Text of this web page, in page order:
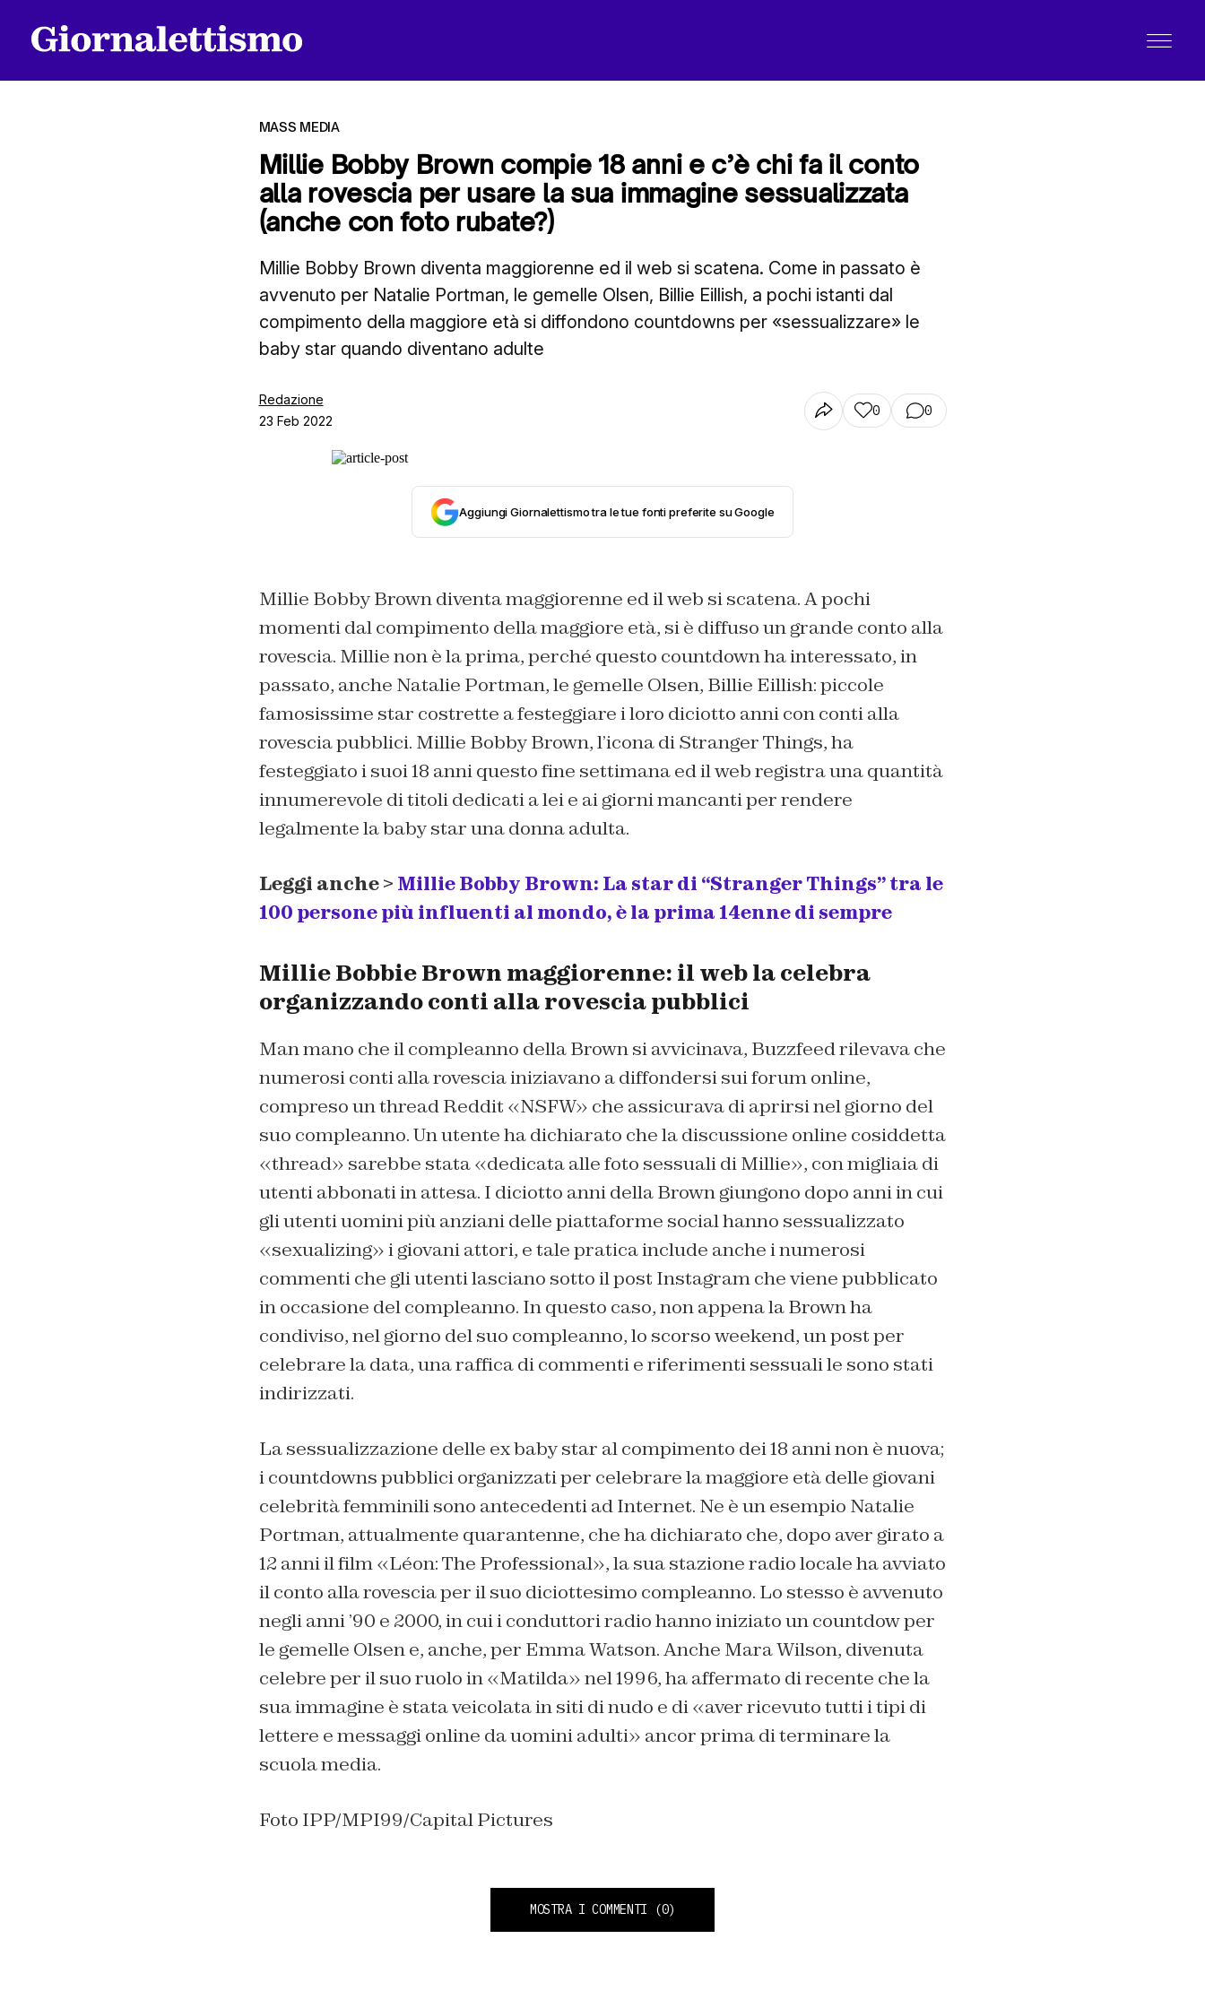
MASS MEDIA
Millie Bobby Brown compie 18 anni e c’è chi fa il conto
alla rovescia per usare la sua immagine sessualizzata
(anche con foto rubate?)
Millie Bobby Brown diventa maggiorenne ed il web si scatena. Come in passato è
avvenuto per Natalie Portman, le gemelle Olsen, Billie Eillish, a pochi istanti dal
compimento della maggiore età si diffondono countdowns per «sessualizzare» le
baby star quando diventano adulte
Redazione
23 Feb 2022
0 0
Aggiungi Giornalettismo tra le tue fonti preferite su Google
Millie Bobby Brown diventa maggiorenne ed il web si scatena. A pochi
momenti dal compimento della maggiore età, si è diffuso un grande conto alla
rovescia. Millie non è la prima, perché questo countdown ha interessato, in
passato, anche Natalie Portman, le gemelle Olsen, Billie Eillish: piccole
famosissime star costrette a festeggiare i loro diciotto anni con conti alla
rovescia pubblici. Millie Bobby Brown, l’iconadi Stranger Things, ha
festeggiato i suoi 18 anni questo fine settimana ed il web registra una quantità
innumerevole di titoli dedicati a lei e ai giorni mancanti per rendere
legalmente la baby star una donna adulta.
Leggi anche > Millie Bobby Brown: La star di “Stranger Things” tra le
100 persone più influenti al mondo, è la prima 14enne di sempre
Millie Bobbie Brown maggiorenne: il web la celebra
organizzando conti alla rovescia pubblici
Man mano che il compleanno della Brown si avvicinava, Buzzfeed rilevava che
numerosi conti alla rovescia iniziavano a diffondersi sui forum online,
compreso un thread Reddit «NSFW» che assicurava di aprirsi nel giorno del
suo compleanno. Un utente ha dichiarato che la discussione online cosiddetta
«thread» sarebbe stata «dedicata alle foto sessuali di Millie», con migliaia di
utenti abbonati in attesa. I diciotto anni della Brown giungono dopo anni in cui
gli utenti uomini più anziani delle piattaforme social hanno sessualizzato
«sexualizing» i giovani attori, e tale pratica include anche i numerosi
commenti che gli utenti lasciano sotto il post Instagram che viene pubblicato
in occasione del compleanno. In questo caso, non appena la Brown ha
condiviso, nel giorno del suo compleanno, lo scorso weekend, un post per
celebrare la data, una raffica di commenti e riferimenti sessuali le sono stati
indirizzati.
La sessualizzazione delle ex baby star al compimento dei 18 anni non è nuova;
i countdowns pubblici organizzati per celebrare la maggiore età delle giovani
celebrità femminili sono antecedenti ad Internet. Ne è un esempio Natalie
Portman, attualmente quarantenne, che ha dichiarato che, dopo aver girato a
12 anni il film «Léon: The Professional», la sua stazione radio locale ha avviato
il conto alla rovescia per il suo diciottesimo compleanno. Lo stesso è avvenuto
negli anni ’90 e 2000, in cui i conduttori radio hanno iniziato un countdow per
le gemelle Olsen e, anche, per Emma Watson. Anche Mara Wilson, divenuta
celebre per il suo ruolo in «Matilda» nel 1996, ha affermato di recente che la
sua immagine è stata veicolata in siti di nudo e di «aver ricevuto tutti i tipi di
lettere e messaggi online da uomini adulti» ancor prima di terminare la
scuola media.
Foto IPP/MPI99/Capital Pictures
MOSTRA I COMMENTI (0)